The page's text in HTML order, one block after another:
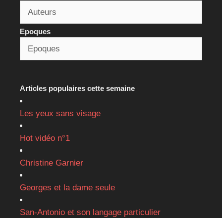
Epoques
Articles populaires cette semaine
Les yeux sans visage
Hot vidéo n°1
Christine Garnier
Georges et la dame seule
San-Antonio et son langage particulier